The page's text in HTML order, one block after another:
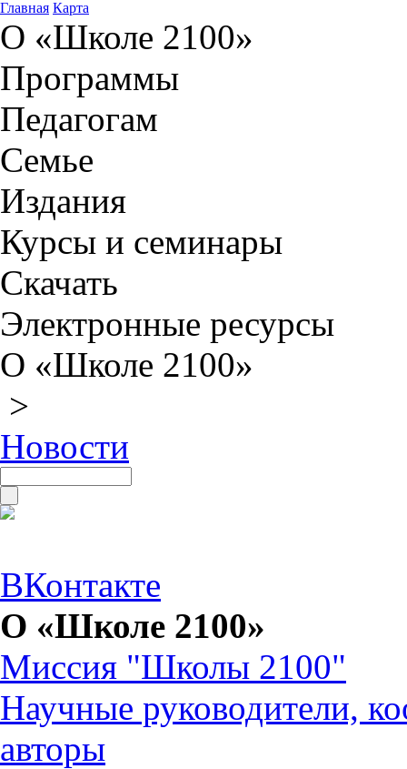
Главная Карта
О «Школе 2100»
Программы
Педагогам
Семье
Издания
Курсы и семинары
Скачать
Электронные ресурсы
О «Школе 2100»
>
Новости
ВКонтакте
О «Школе 2100»
Миссия "Школы 2100"
Научные руководители,
авторы